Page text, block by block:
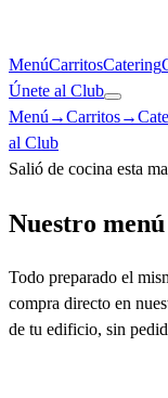
MenúCarritosCatering
Únete al Club
Menú →Carritos→
al Club
Salió de cocina esta
Nuestro menú
Todo preparado el
compra directo en
de tu edificio, sin